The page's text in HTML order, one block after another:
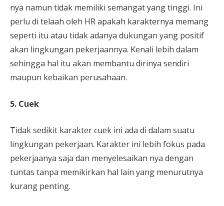
nya namun tidak memiliki semangat yang tinggi. Ini
perlu di telaah oleh HR apakah karakternya memang
seperti itu atau tidak adanya dukungan yang positif
akan lingkungan pekerjaannya. Kenali lebih dalam
sehingga hal itu akan membantu dirinya sendiri
maupun kebaikan perusahaan.
5. Cuek
Tidak sedikit karakter cuek ini ada di dalam suatu
lingkungan pekerjaan. Karakter ini lebih fokus pada
pekerjaanya saja dan menyelesaikan nya dengan
tuntas tanpa memikirkan hal lain yang menurutnya
kurang penting.